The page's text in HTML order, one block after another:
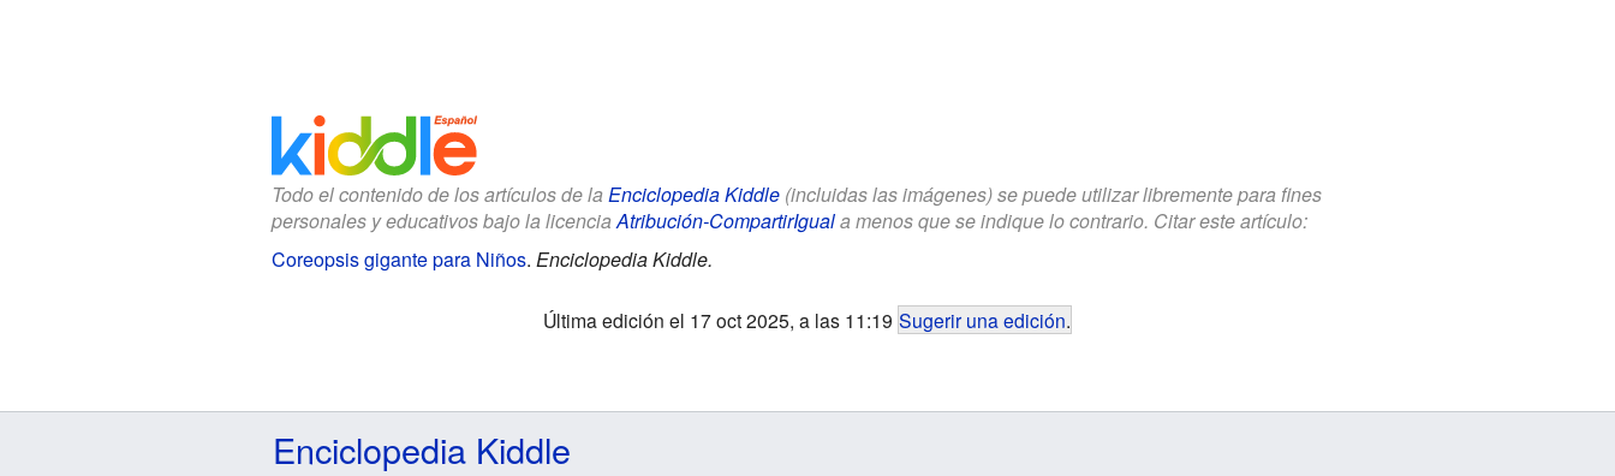
Todo el contenido de los artículos de la Enciclopedia Kiddle(incluidas las imágenes) se puede utilizar libremente para fines
personales y educativos bajo la licenciaAtribución-CompartirIguala menos que se indique lo contrario. Citar este artículo:
Coreopsis gigante para Niños. Enciclopedia Kiddle.
Última edición el 17 oct 2025, a las 11:19 Sugerir una edición.
Enciclopedia Kiddle